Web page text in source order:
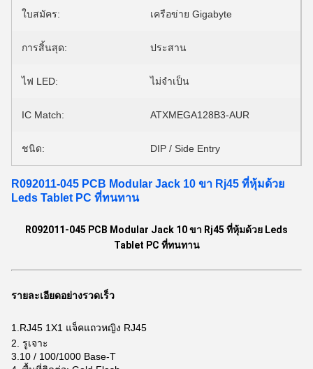
ใบสมัคร: เครือข่าย Gigabyte
การสิ้นสุด: ประสาน
ไฟ LED: ไม่จำเป็น
IC Match: ATXMEGA128B3-AUR
ชนิด: DIP / Side Entry
R092011-045 PCB Modular Jack 10 ขา Rj45 ที่หุ้มด้วย
Leds Tablet PC ที่ทนทาน
R092011-045 PCB Modular Jack 10 ขา Rj45 ที่หุ้มด้วย Leds
Tablet PC ที่ทนทาน
รายละเอียดอย่างรวดเร็ว
1.RJ45 1X1 แจ็คแถวหญิง RJ45
2. รูเจาะ
3.10 / 100/1000 Base-T